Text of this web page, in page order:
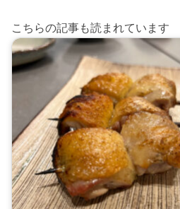
こちらの記事も読まれています